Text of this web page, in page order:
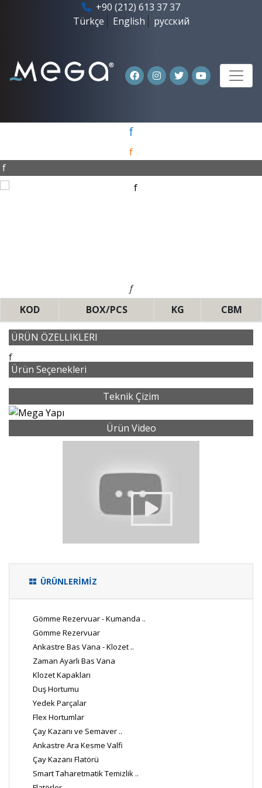
+90 (212) 613 37 37
Türkçe
English русский
f
f
f
f
KOD BOX/PCS KG CBM
ÜRÜN ÖZELLIKLERI
f
Ürün Seçenekleri
Teknik Çizim
Ürün Video
ÜRÜNLERİMİZ
Gömme Rezervuar - Kumanda ..
Gömme Rezervuar
Ankastre Bas Vana - Klozet ..
Zaman Ayarlı Bas Vana
Klozet Kapakları
Duş Hortumu
Yedek Parçalar
Flex Hortumlar
Çay Kazanı ve Semaver ..
Ankastre Ara Kesme Valfi
Çay Kazanı Flatörü
Smart Taharetmatik Temizlik ..